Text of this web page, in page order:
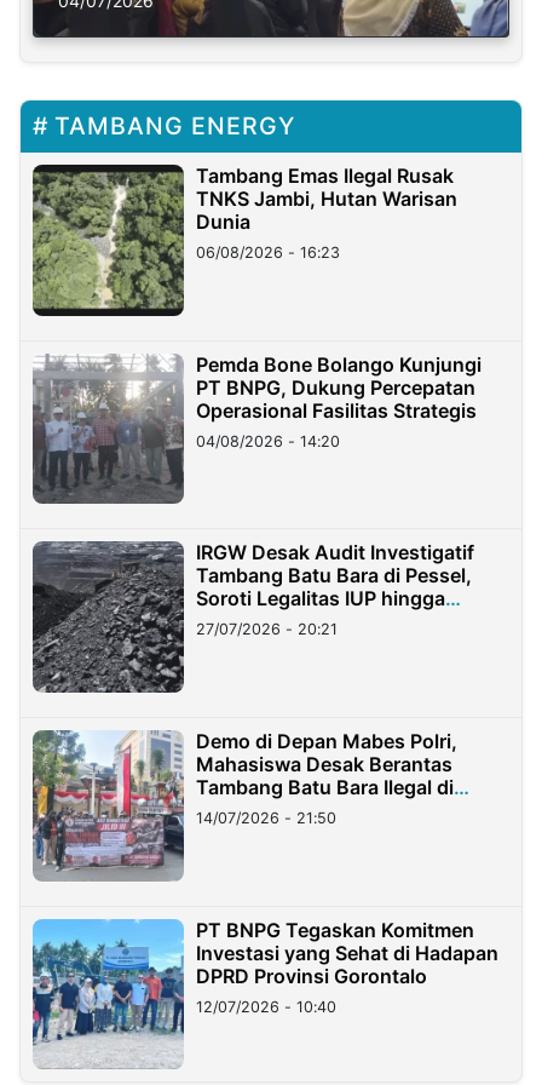
TAMBANG ENERGY
Tambang Emas Ilegal Rusak
TNKS Jambi, Hutan Warisan
Dunia
06/08/2026 - 16:23
Pemda Bone Bolango Kunjungi
PT BNPG, Dukung Percepatan
Operasional Fasilitas Strategis
04/08/2026 - 14:20
IRGW Desak Audit Investigatif
Tambang Batu Bara di Pessel,
Soroti Legalitas IUP hingga
Stockpile
27/07/2026 - 20:21
Demo di Depan Mabes Polri,
Mahasiswa Desak Berantas
Tambang Batu Bara Ilegal di
Lampung
14/07/2026 - 21:50
PT BNPG Tegaskan Komitmen
Investasi yang Sehat di Hadapan
DPRD Provinsi Gorontalo
12/07/2026 - 10:40